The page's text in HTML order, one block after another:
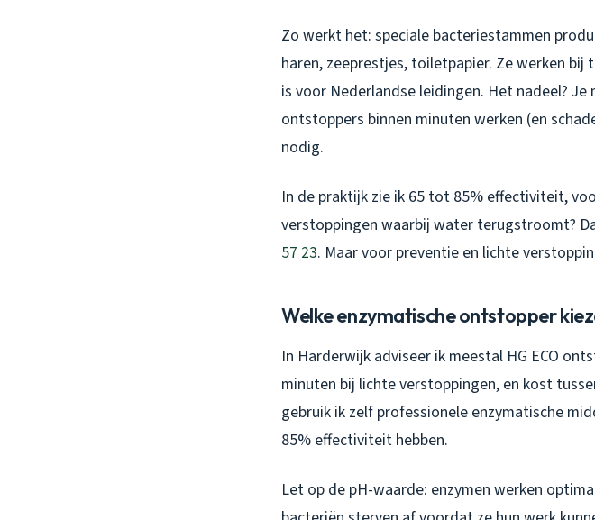
Zo werkt het: speciale bacteriestammen
haren, zeeprestjes, toiletpapier. Ze werken
is voor Nederlandse leidingen. Het nadeel?
ontstoppers binnen minuten werken (en
nodig.
In de praktijk zie ik 65 tot 85% effectiviteit,
verstoppingen waarbij water terugstroomt?
57 23. Maar voor preventie en lichte
Welke enzymatische ontstopper
In Harderwijk adviseer ik meestal HG ECO
minuten bij lichte verstoppingen, en kost
gebruik ik zelf professionele enzymatische
85% effectiviteit hebben.
Let op de pH-waarde: enzymen werken